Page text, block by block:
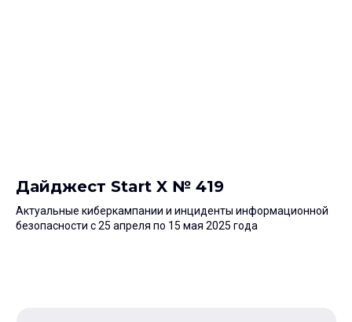
Дайджест Start X № 419
Актуальные киберкампании и инциденты информационной
безопасности с 25 апреля по 15 мая 2025 года
Согласен на обработку моих данных